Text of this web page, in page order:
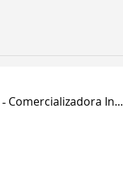
- Comercializadora In...